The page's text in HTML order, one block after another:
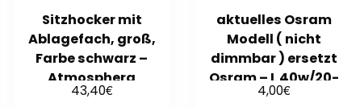
Sitzhocker mit
Ablagefach, groß,
Farbe schwarz –
Atmosphera
43,40€
aktuelles Osram
Modell ( nicht
dimmbar ) ersetzt
Osram – L 40w/20-
640 S CoolWhite
4,00€